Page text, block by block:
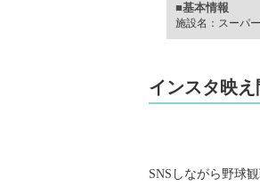
■基本情報
施設名：スーパ
インスタ映え
SNSしながら野球